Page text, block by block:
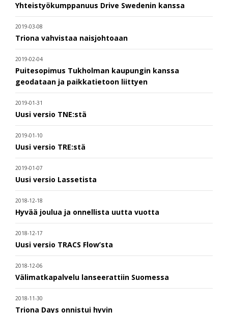
Yhteistyökumppanuus Drive Swedenin kanssa
2019-03-08
Triona vahvistaa naisjohtoaan
2019-02-04
Puitesopimus Tukholman kaupungin kanssa
geodataan ja paikkatietoon liittyen
2019-01-31
Uusi versio TNE:stä
2019-01-10
Uusi versio TRE:stä
2019-01-07
Uusi versio Lassetista
2018-12-18
Hyvää joulua ja onnellista uutta vuotta
2018-12-17
Uusi versio TRACS Flow’sta
2018-12-06
Välimatkapalvelu lanseerattiin Suomessa
2018-11-30
Triona Days onnistui hyvin